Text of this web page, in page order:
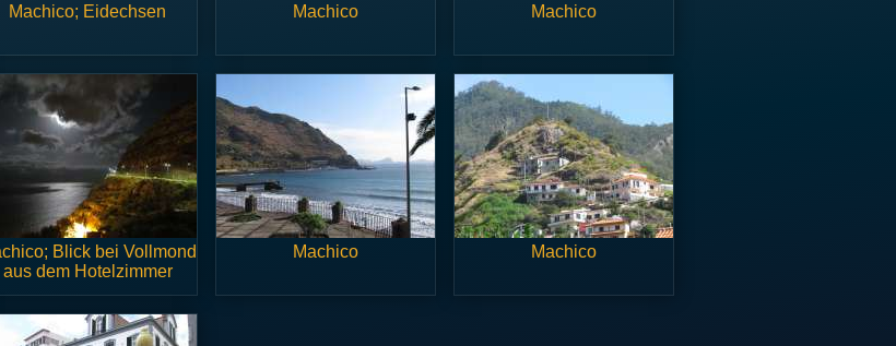
Machico; Eidechsen Machico Machico
Blick bei Vollmond
aus dem Hotelzimmer
Machico Machico